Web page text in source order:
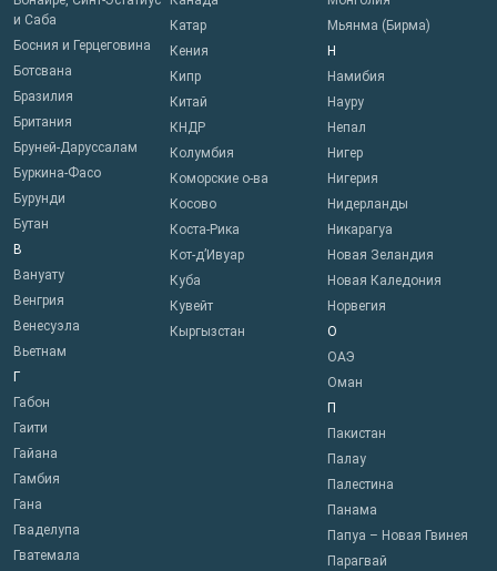
и Саба
Босния и Герцеговина
Ботсвана
Бразилия
Британия
Бруней-Даруссалам
Буркина-Фасо
Бурунди
Бутан
В
Вануату
Венгрия
Венесуэла
Вьетнам
Г
Габон
Гаити
Гайана
Гамбия
Гана
Гваделупа
Гватемала
Катар
Кения
Кипр
Китай
КНДР
Колумбия
Коморские о-ва
Косово
Коста-Рика
Кот-д’Ивуар
Куба
Кувейт
Кыргызстан
Мьянма (Бирма)
Н
Намибия
Науру
Непал
Нигер
Нигерия
Нидерланды
Никарагуа
Новая Зеландия
Новая Каледония
Норвегия
О
ОАЭ
Оман
П
Пакистан
Палау
Палестина
Панама
Папуа – Новая Гвинея
Парагвай